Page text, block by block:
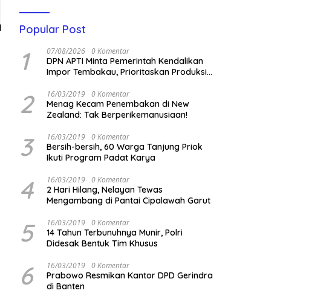
Popular Post
1 07/08/2026 0 Komentar
DPN APTI Minta Pemerintah Kendalikan
Impor Tembakau, Prioritaskan Produksi
2 16/03/2019 0 Komentar
Menag Kecam Penembakan di New
Zealand: Tak Berperikemanusiaan!
3 16/03/2019 0 Komentar
Bersih-bersih, 60 Warga Tanjung Priok
Ikuti Program Padat Karya
4 16/03/2019 0 Komentar
2 Hari Hilang, Nelayan Tewas
Mengambang di Pantai Cipalawah Garut
5 16/03/2019 0 Komentar
14 Tahun Terbunuhnya Munir, Polri
Didesak Bentuk Tim Khusus
6 16/03/2019 0 Komentar
Prabowo Resmikan Kantor DPD Gerindra
di Banten